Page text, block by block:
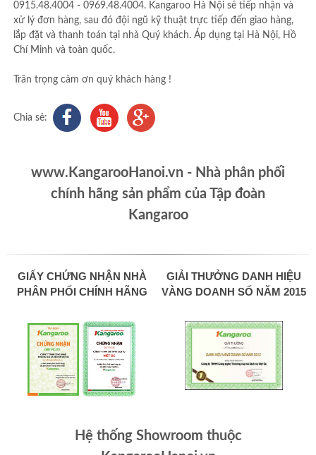
0915.48.4004 - 0969.48.4004. Kangaroo Hà Nội sẽ tiếp nhận và
xử lý đơn hàng, sau đó đội ngũ kỹ thuật trực tiếp đến giao hàng,
lắp đặt và thanh toán tại nhà Quý khách. Áp dụng tại Hà Nội, Hồ
Chí Minh và toàn quốc.
Trân trọng cảm ơn quý khách hàng !
Chia sẻ:
www.KangarooHanoi.vn - Nhà phân phối
chính hãng sản phẩm của Tập đoàn
Kangaroo
GIẤY CHỨNG NHẬN NHÀ
PHÂN PHỐI CHÍNH HÃNG
GIẢI THƯỞNG DANH HIỆU
VÀNG DOANH SỐ NĂM 2015
Hệ thống Showroom thuộc